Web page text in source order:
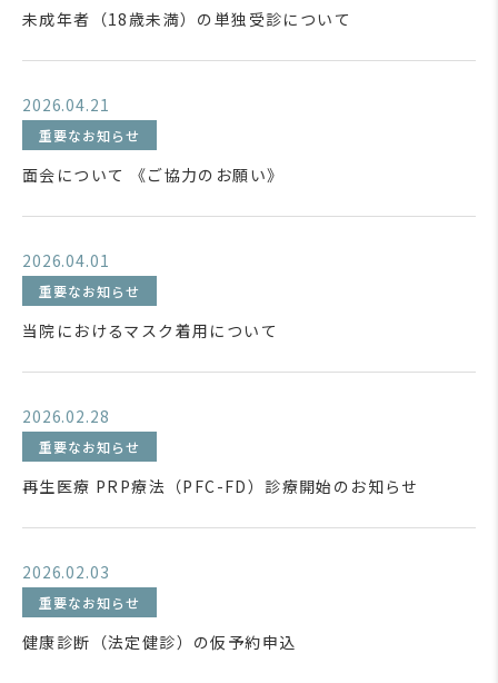
未成年者（18歳未満）の単独受診について
2026.04.21
重要なお知らせ
面会について 《ご協力のお願い》
2026.04.01
重要なお知らせ
当院におけるマスク着用について
2026.02.28
重要なお知らせ
再生医療 PRP療法（PFC-FD）診療開始のお知らせ
2026.02.03
重要なお知らせ
健康診断（法定健診）の仮予約申込